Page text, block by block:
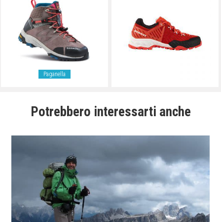
Paganella
Potrebbero interessarti anche